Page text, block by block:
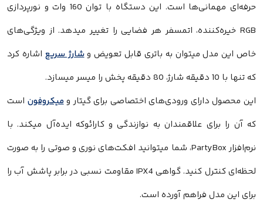
حرفه‌ای مهمانی‌ها است. این دستگاه با توان 160 وات و نورپردازی
RGB خیره‌کننده، اتمسفر هر فضایی را تغییر میدهد. از ویژگی‌های
خاص این مدل میتوان به باتری قابل تعویض وشارژ سریع اشاره کرد
که تنها با 10 دقیقه شارژ، 80 دقیقه پخش را میسر میسازد.
این محصول دارای ورودی‌های اختصاصی برای گیتار ومیکروفون است
که آن را برای علاقمندان به نوازندگی و کارائوکه ایده‌آل میکند. با
نرم‌افزار PartyBox، شما میتوانید افکت‌های نوری و صوتی را به صورت
لحظه‌ای کنترل کنید. گواهی IPX4 مقاومت نسبی در برابر پاشش آب را
برای این مدل فراهم آورده است.